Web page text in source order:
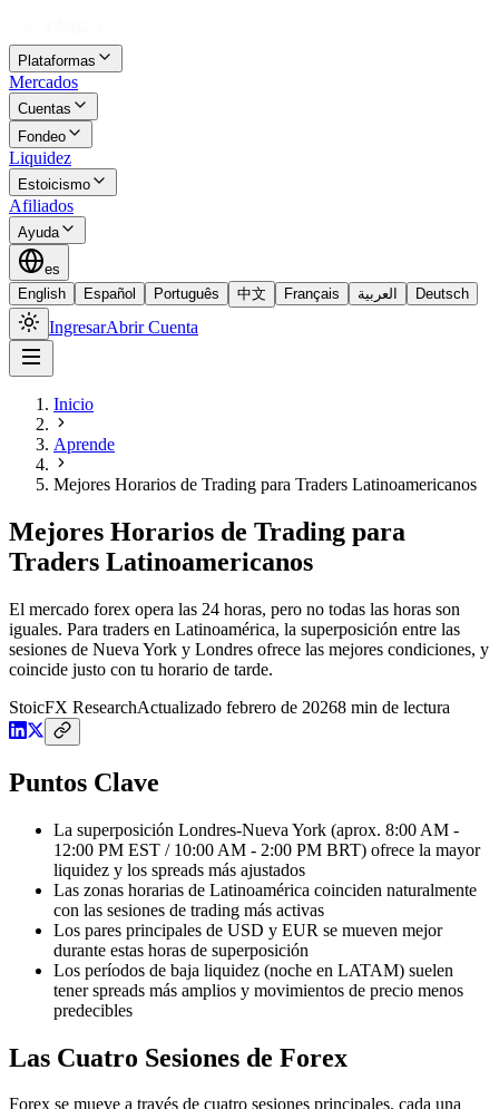
Plataformas
Mercados
Cuentas
Fondeo
Liquidez
Estoicismo
Afiliados
Ayuda
es
English
Español Português 中文 Français العربية Deutsch
IngresarAbrir Cuenta
Inicio
Aprende
Mejores Horarios de Trading para Traders Latinoamericanos
Mejores Horarios de Trading para
Traders Latinoamericanos
El mercado forex opera las 24 horas, pero no todas las horas son
iguales. Para traders en Latinoamérica, la superposición entre las
sesiones de Nueva York y Londres ofrece las mejores condiciones, y
coincide justo con tu horario de tarde.
StoicFX ResearchActualizado febrero de 20268 min de lectura
Puntos Clave
La superposición Londres-Nueva York (aprox. 8:00 AM -
12:00 PM EST / 10:00 AM - 2:00 PM BRT) ofrece la mayor
liquidez y los spreads más ajustados
Las zonas horarias de Latinoamérica coinciden naturalmente
con las sesiones de trading más activas
Los pares principales de USD y EUR se mueven mejor
durante estas horas de superposición
Los períodos de baja liquidez (noche en LATAM) suelen
tener spreads más amplios y movimientos de precio menos
predecibles
Las Cuatro Sesiones de Forex
Forex se mueve a través de cuatro sesiones principales, cada una